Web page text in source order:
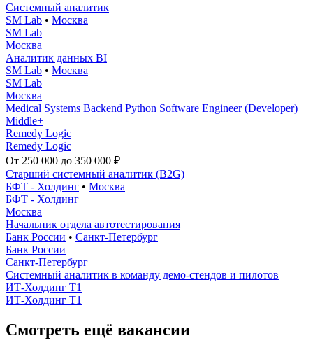
Системный аналитик
SM Lab • Москва
SM Lab
Москва
Аналитик данных BI
SM Lab • Москва
SM Lab
Москва
Medical Systems Backend Python Software Engineer (Developer)
Middle+
Remedy Logic
Remedy Logic
От 250 000 до 350 000 ₽
Старший системный аналитик (B2G)
БФТ - Холдинг • Москва
БФТ - Холдинг
Москва
Начальник отдела автотестирования
Банк России • Санкт-Петербург
Банк России
Санкт-Петербург
Системный аналитик в команду демо-стендов и пилотов
ИТ-Холдинг Т1
ИТ-Холдинг Т1
Смотреть ещё вакансии